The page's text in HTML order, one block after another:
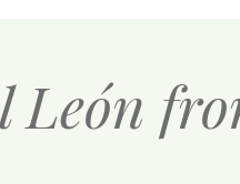
León